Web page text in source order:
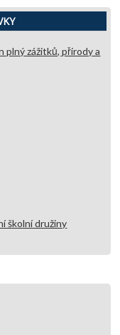
plný zážitků, přírody a
školní družiny